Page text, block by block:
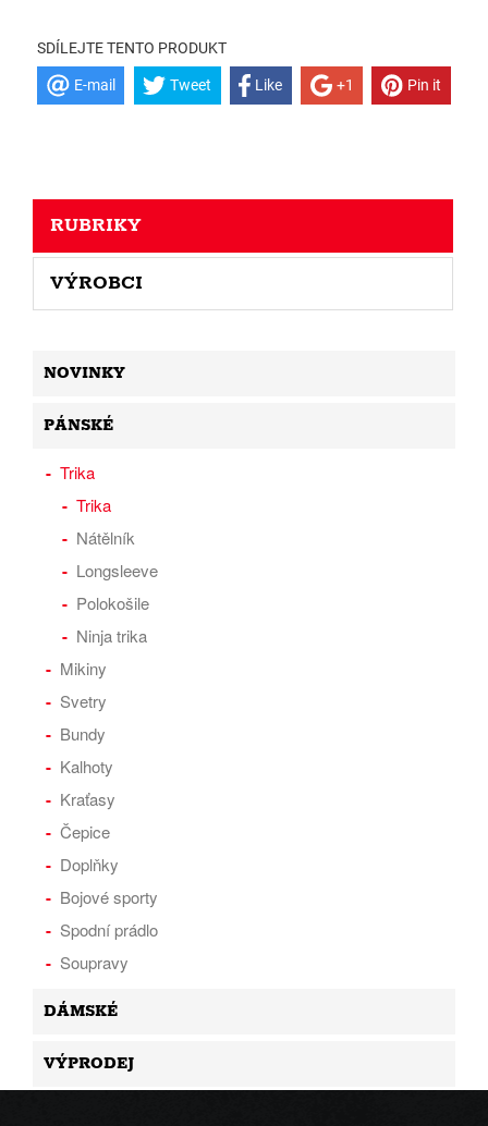
SDÍLEJTE TENTO PRODUKT
E-mail Tweet Like +1 Pin it
RUBRIKY
VÝROBCI
NOVINKY
PÁNSKÉ
Trika
Trika
Nátělník
Longsleeve
Polokošile
Ninja trika
Mikiny
Svetry
Bundy
Kalhoty
Kraťasy
Čepice
Doplňky
Bojové sporty
Spodní prádlo
Soupravy
DÁMSKÉ
VÝPRODEJ